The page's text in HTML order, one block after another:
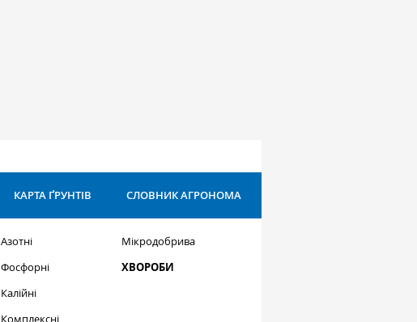
КАРТА ҐРУНТІВ СЛОВНИК АГРОНОМА
Азотні
Фосфорні
Калійні
Комплексні
Мікродобрива
ХВОРОБИ